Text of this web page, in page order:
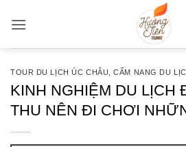
qua
TOUR DU LỊCH ÚC CHÂU ,CẨM NANG DU
KINH NGHIỆM DU LỊCH
THU NÊN ĐI CHƠI